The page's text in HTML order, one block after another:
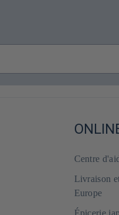
Centre
Livraison
Europe
Épicerie